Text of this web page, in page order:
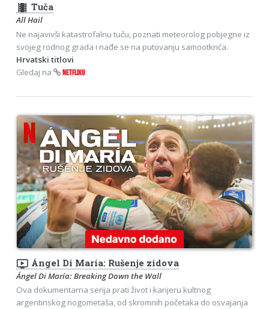
theaters Tuča
All Hail
Ne najavivši katastrofalnu tuču, poznati meteorolog pobjegne iz
svojeg rodnog grada i nađe se na putovanju samootkrića.
Hrvatski titlovi
Gledaj na
NETFLIXU
ondemand_video Ángel Di María: Rušenje zidova
Ángel Di María: Breaking Down the Wall
Ova dokumentarna serija prati život i karijeru kultnog
argentinskog nogometaša, od skromnih početaka do osvajanja